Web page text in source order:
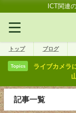
ICT関連
トップ ブログ
Topics
ライブカメラ
記事一覧